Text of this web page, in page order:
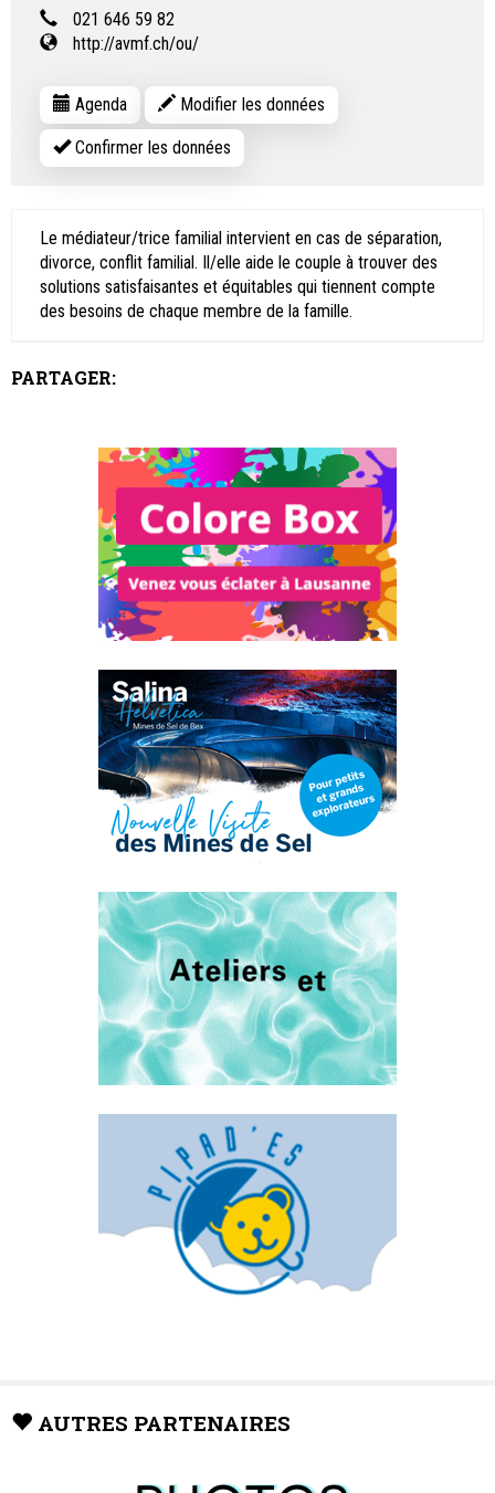
021 646 59 82
http://avmf.ch/ou/
Agenda Modifier les données
Confirmer les données
Le médiateur/trice familial intervient en cas de séparation,
divorce, conflit familial. Il/elle aide le couple à trouver des
solutions satisfaisantes et équitables qui tiennent compte
des besoins de chaque membre de la famille.
PARTAGER:
AUTRES PARTENAIRES